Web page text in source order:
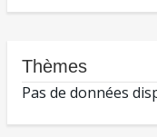
Thèmes
Pas de données